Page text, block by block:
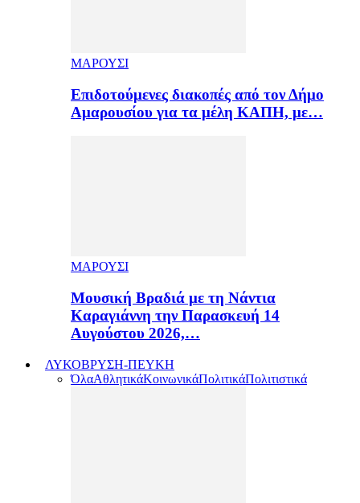
ΜΑΡΟΥΣΙ
Επιδοτούμενες διακοπές από τον Δήμο
Αμαρουσίου για τα μέλη ΚΑΠΗ, με…
ΜΑΡΟΥΣΙ
Μουσική Βραδιά με τη Νάντια
Καραγιάννη την Παρασκευή 14
Αυγούστου 2026,…
ΛΥΚΟΒΡΥΣΗ-ΠΕΥΚΗ
ΌλαΑθλητικάΚοινωνικάΠολιτικάΠολιτιστικά